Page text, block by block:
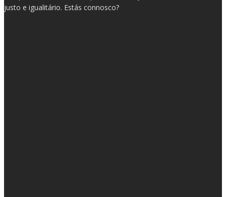
justo e igualitário. Estás connosco?